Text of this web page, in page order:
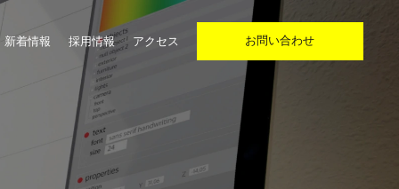
新着情報 採用情報 アクセス お問い合わせ